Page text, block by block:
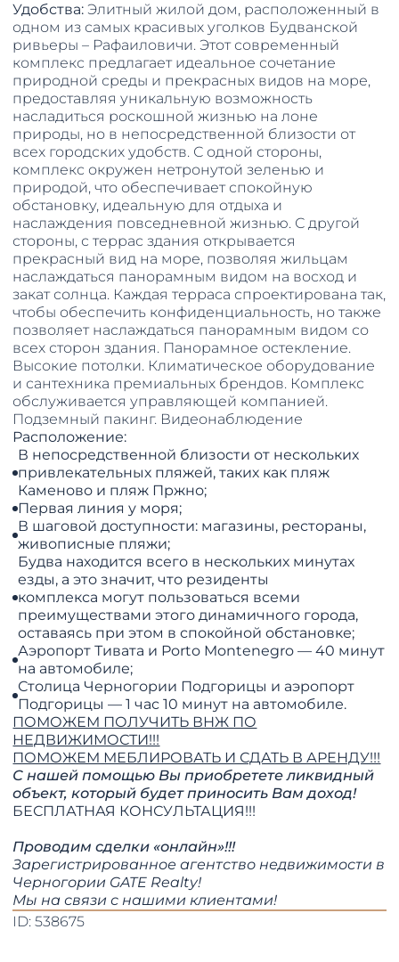
Удобства: Элитный жилой дом, расположенный в
одном из самых красивых уголков Будванской
ривьеры – Рафаиловичи. Этот современный
комплекс предлагает идеальное сочетание
природной среды и прекрасных видов на море,
предоставляя уникальную возможность
насладиться роскошной жизнью на лоне
природы, но в непосредственной близости от
всех городских удобств. С одной стороны,
комплекс окружен нетронутой зеленью и
природой, что обеспечивает спокойную
обстановку, идеальную для отдыха и
наслаждения повседневной жизнью. С другой
стороны, с террас здания открывается
прекрасный вид на море, позволяя жильцам
наслаждаться панорамным видом на восход и
закат солнца. Каждая терраса спроектирована так,
чтобы обеспечить конфиденциальность, но также
позволяет наслаждаться панорамным видом со
всех сторон здания. Панорамное остекление.
Высокие потолки. Климатическое оборудование
и сантехника премиальных брендов. Комплекс
обслуживается управляющей компанией.
Подземный пакинг. Видеонаблюдение
Расположение:
В непосредственной близости от нескольких
привлекательных пляжей, таких как пляж
Каменово и пляж Пржно;
Первая линия у моря;
В шаговой доступности: магазины, рестораны,
живописные пляжи;
Будва находится всего в нескольких минутах
езды, а это значит, что резиденты
комплекса могут пользоваться всеми
преимуществами этого динамичного города,
оставаясь при этом в спокойной обстановке;
Аэропорт Тивата и Porto Montenegro — 40 минут
на автомобиле;
Столица Черногории Подгорицы и аэропорт
Подгорицы — 1 час 10 минут на автомобиле.
ПОМОЖЕМ ПОЛУЧИТЬ ВНЖ ПО
НЕДВИЖИМОСТИ!!!
​​​​​​​ПОМОЖЕМ МЕБЛИРОВАТЬ И СДАТЬ В АРЕНДУ!!!
С нашей помощью Вы приобретете ликвидный
объект, который будет приносить Вам доход!
БЕСПЛАТНАЯ КОНСУЛЬТАЦИЯ!!!
Проводим сделки «онлайн»!!!
Зарегистрированное агентство недвижимости в
Черногории GATE Realty!
​​​​​​​Мы на связи с нашими клиентами!
ID: 538675